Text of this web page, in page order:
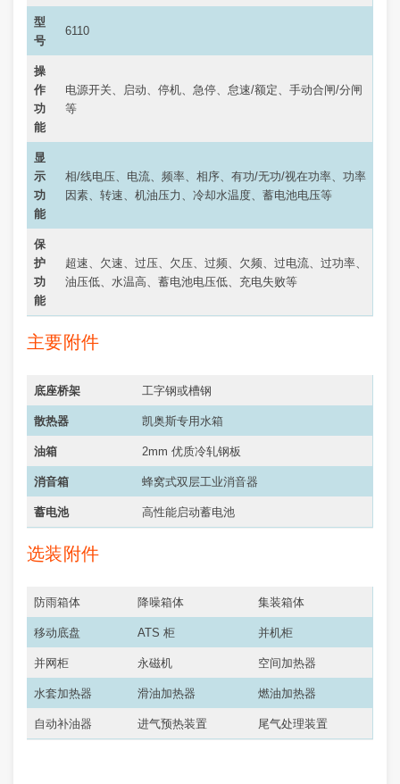
型
号
6110
操
作
功
能
电源开关、启动、停机、急停、怠速/额定、手动合闸/分闸
等
显
示
功
能
相/线电压、电流、频率、相序、有功/无功/视在功率、功率
因素、转速、机油压力、冷却水温度、蓄电池电压等
保
护
功
能
超速、欠速、过压、欠压、过频、欠频、过电流、过功率、
油压低、水温高、蓄电池电压低、充电失败等
主要附件
底座桥架 工字钢或槽钢
散热器 凯奥斯专用水箱
油箱 2mm 优质冷轧钢板
消音箱 蜂窝式双层工业消音器
蓄电池 高性能启动蓄电池
选装附件
防雨箱体 降噪箱体 集装箱体
移动底盘 ATS 柜 并机柜
并网柜 永磁机 空间加热器
水套加热器 滑油加热器 燃油加热器
自动补油器 进气预热装置 尾气处理装置